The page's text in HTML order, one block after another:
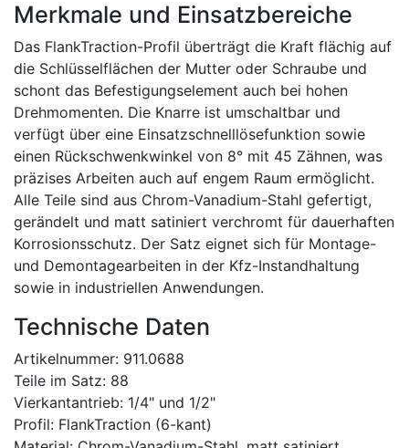
Merkmale und Einsatzbereiche
Das FlankTraction-Profil überträgt die Kraft flächig auf
die Schlüsselflächen der Mutter oder Schraube und
schont das Befestigungselement auch bei hohen
Drehmomenten. Die Knarre ist umschaltbar und
verfügt über eine Einsatzschnelllösefunktion sowie
einen Rückschwenkwinkel von 8° mit 45 Zähnen, was
präzises Arbeiten auch auf engem Raum ermöglicht.
Alle Teile sind aus Chrom-Vanadium-Stahl gefertigt,
gerändelt und matt satiniert verchromt für dauerhaften
Korrosionsschutz. Der Satz eignet sich für Montage-
und Demontagearbeiten in der Kfz-Instandhaltung
sowie in industriellen Anwendungen.
Technische Daten
Artikelnummer: 911.0688
Teile im Satz: 88
Vierkantantrieb: 1/4" und 1/2"
Profil: FlankTraction (6-kant)